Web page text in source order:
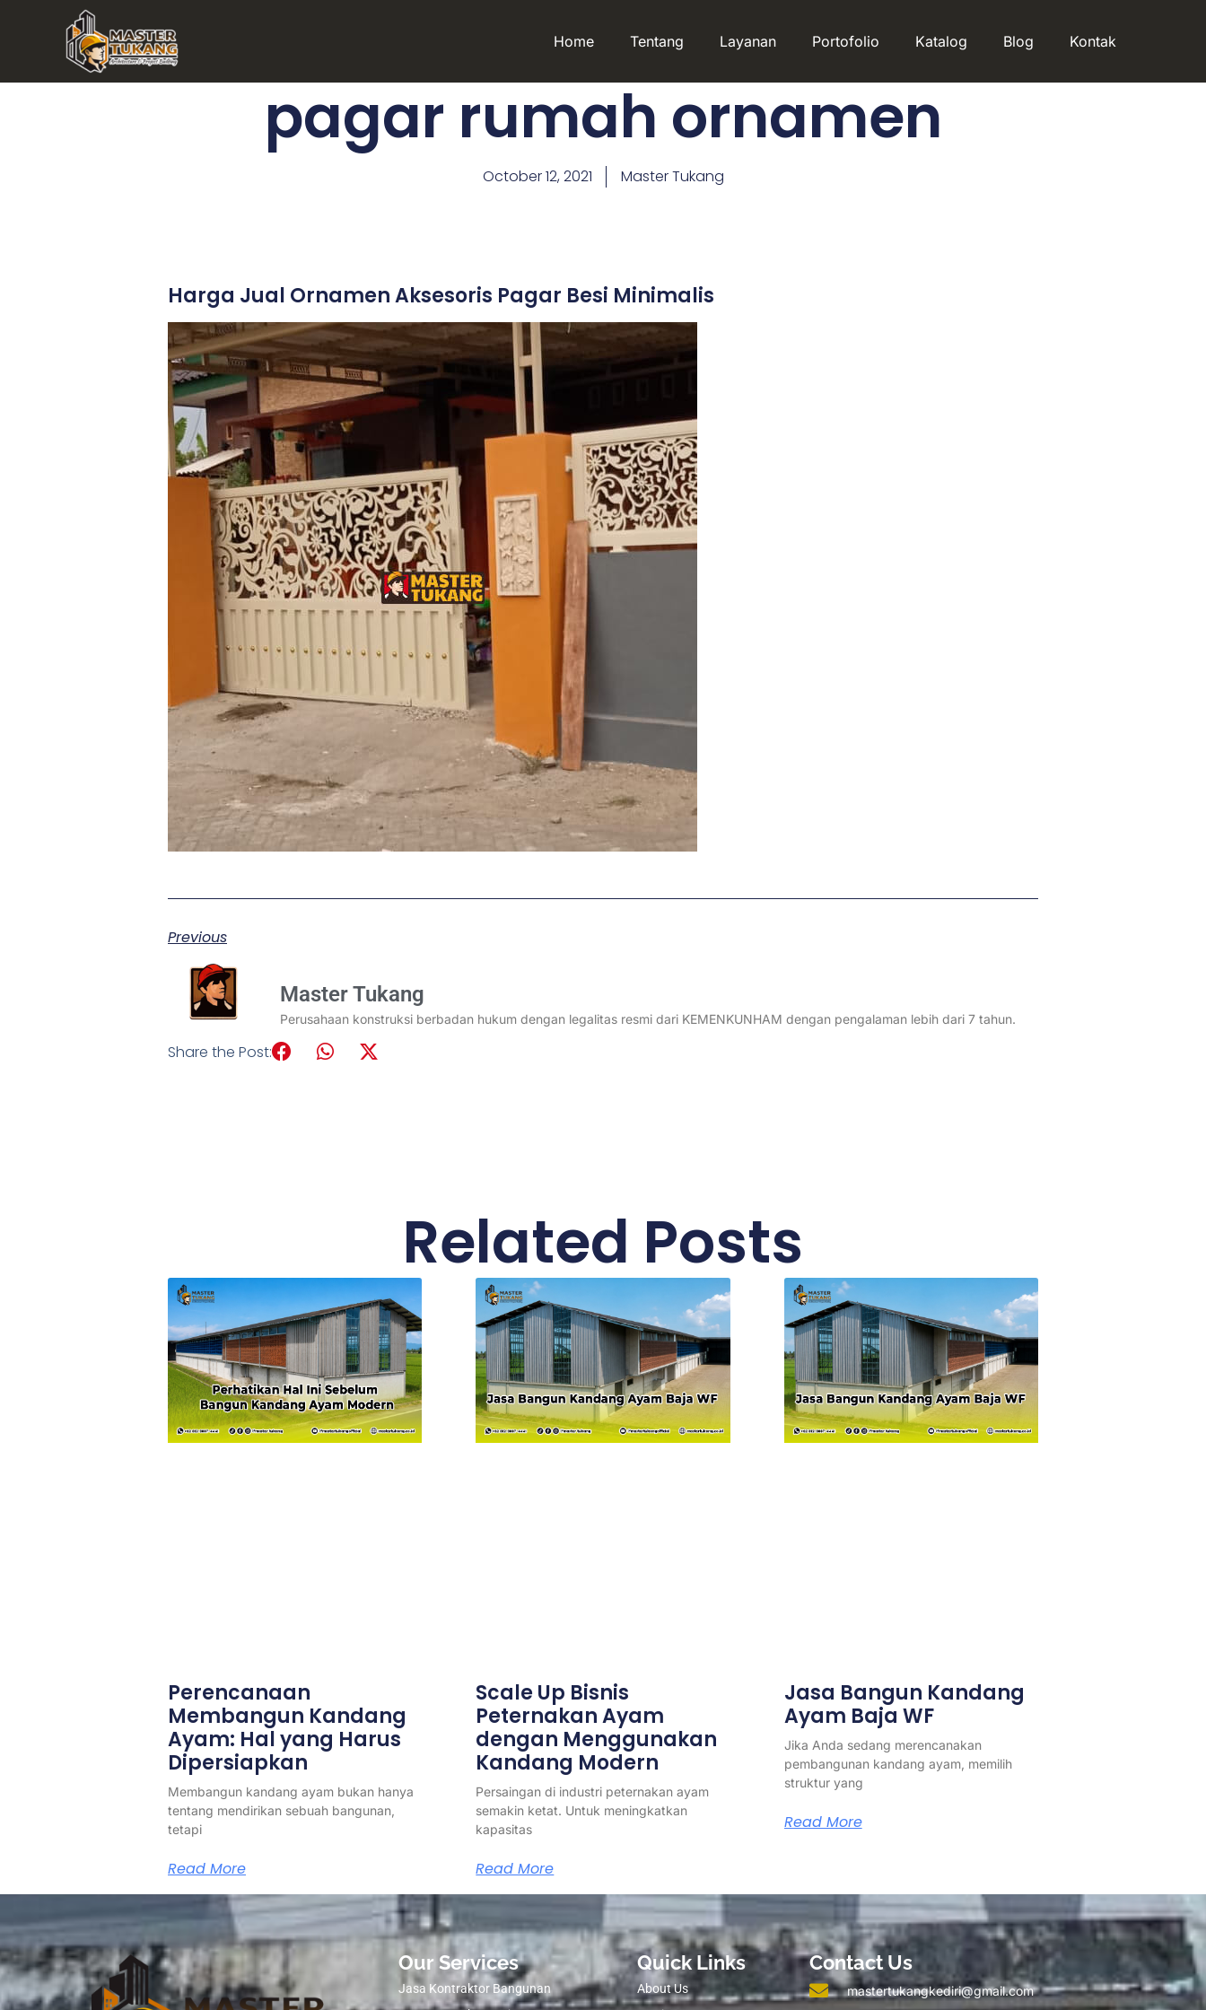
Home Tentang Layanan Portofolio Katalog Blog Kontak
pagar rumah ornamen
October 12, 2021 Master Tukang
Harga Jual Ornamen Aksesoris Pagar Besi Minimalis
Previous
Master Tukang
Perusahaan konstruksi berbadan hukum dengan legalitas resmi dari KEMENKUNHAM dengan pengalaman lebih dari 7 tahun.
Share the Post:
Related Posts
Perencanaan
Membangun Kandang
Ayam: Hal yang Harus
Dipersiapkan
Membangun kandang ayam bukan hanya
tentang mendirikan sebuah bangunan,
tetapi
Read More
Scale Up Bisnis
Peternakan Ayam
dengan Menggunakan
Kandang Modern
Persaingan di industri peternakan ayam
semakin ketat. Untuk meningkatkan
kapasitas
Read More
Jasa Bangun Kandang
Ayam Baja WF
Jika Anda sedang merencanakan
pembangunan kandang ayam, memilih
struktur yang
Read More
Our Services
Jasa Kontraktor Bangunan
Quick Links
About Us
Contact Us
mastertukangkediri@gmail.com